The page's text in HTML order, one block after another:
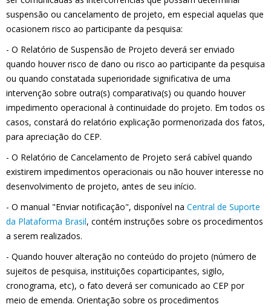
suspensão ou cancelamento de projeto, em especial aquelas que
ocasionem risco ao participante da pesquisa:
- O Relatório de Suspensão de Projeto deverá ser enviado
quando houver risco de dano ou risco ao participante da pesquisa
ou quando constatada superioridade significativa de uma
intervenção sobre outra(s) comparativa(s) ou quando houver
impedimento operacional à continuidade do projeto. Em todos os
casos, constará do relatório explicação pormenorizada dos fatos,
para apreciação do CEP.
- O Relatório de Cancelamento de Projeto será cabível quando
existirem impedimentos operacionais ou não houver interesse no
desenvolvimento de projeto, antes de seu início.
- O manual "Enviar notificação", disponível na Central de Suporte
da Plataforma Brasil, contém instruções sobre os procedimentos
a serem realizados.
- Quando houver alteração no conteúdo do projeto (número de
sujeitos de pesquisa, instituições coparticipantes, sigilo,
cronograma, etc), o fato deverá ser comunicado ao CEP por
meio de emenda. Orientação sobre os procedimentos